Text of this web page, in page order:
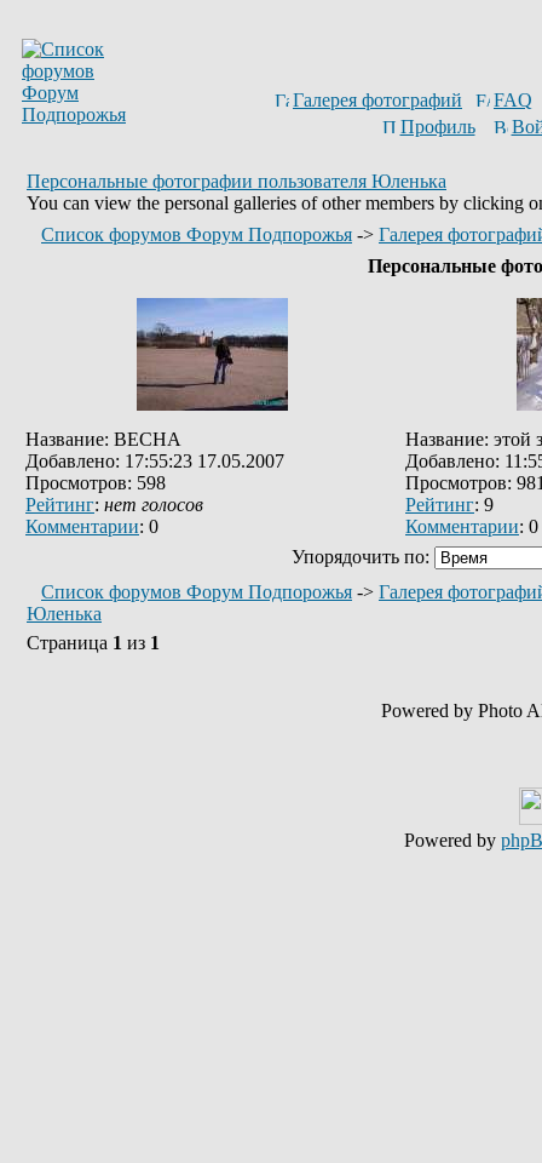
Галерея фотографий
FAQ
Профиль
Персональные фотографии пользователя Юленька
You can view the personal galleries of other members by clicking
Список форумов Форум Подпорожья -> Галерея
Персональные
Название: ВЕСНА
Добавлено: 17:55:23 17.05.2007
Просмотров: 598
Рейтинг: нет голосов
Комментарии: 0
Название: этой
Добавлено:
Просмотров:
Рейтинг: 9
Комментарии: 0
Упорядочить по:
Список форумов Форум Подпорожья -> Галерея
Юленька
Страница 1 из 1
Powered by Photo
Powered by